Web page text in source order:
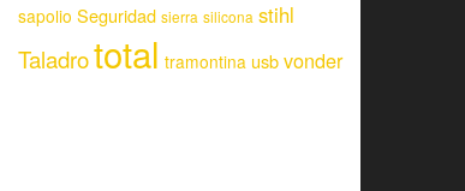
sapolio Seguridad sierra silicona stihl
Taladrototal tramontina usbvonder